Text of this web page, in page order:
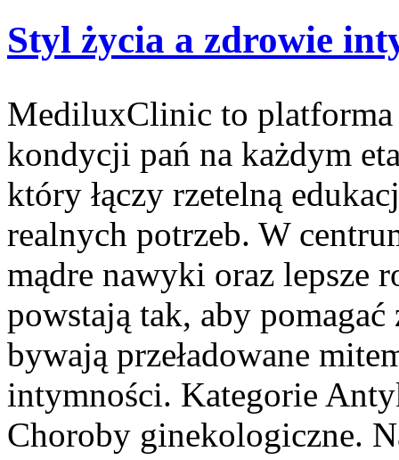
Styl życia a zdrowie
MediluxClinic to platforma
kondycji pań na każdym
który łączy rzetelną
realnych potrzeb. W
mądre nawyki oraz lepsze
powstają tak, aby
bywają przeładowane
intymności. Kategorie
Choroby ginekologiczne.